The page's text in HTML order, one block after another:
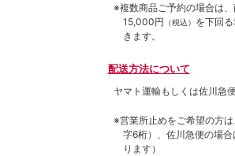
※複数商品ご予約の場合は
15,000円 （税込） を下回
きます。
配送方法について
ヤマト運輸もしくは佐川急
※営業所止めをご希望の方
字6桁）、佐川急便の場
ります）